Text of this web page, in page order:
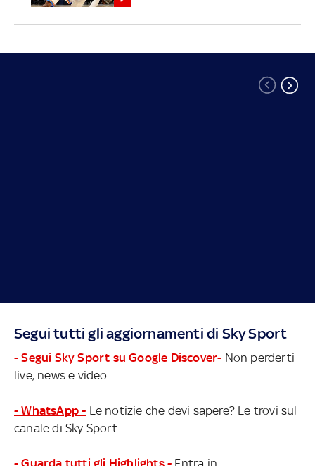
Segui tutti gli aggiornamenti di Sky Sport
- Segui Sky Sport su Google Discover- Non perderti
live, news e video
- WhatsApp - Le notizie che devi sapere? Le trovi sul
canale di Sky Sport
- Guarda tutti gli Highlights - Entra in